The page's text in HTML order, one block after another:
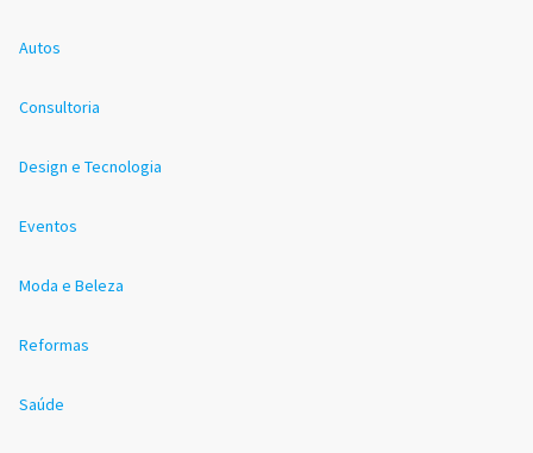
Autos
Consultoria
Design e Tecnologia
Eventos
Moda e Beleza
Reformas
Saúde